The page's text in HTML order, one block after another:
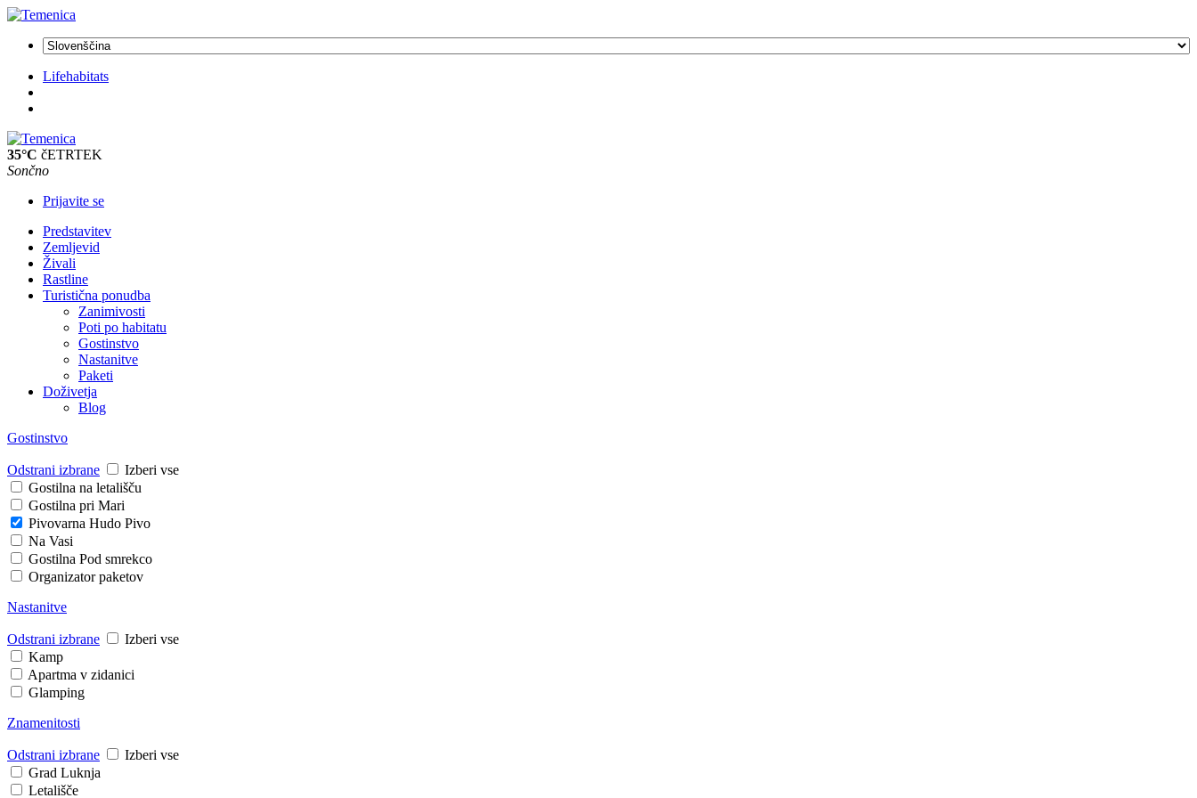
Lifehabitats
35°C čETRTEK
Sončno
Prijavite se
Predstavitev
Zemljevid
Živali
Rastline
Turistična ponudba
Zanimivosti
Poti po habitatu
Gostinstvo
Nastanitve
Paketi
Doživetja
Blog
Gostinstvo
Odstrani izbrane
Izberi vse
Gostilna na letališču
Gostilna pri Mari
Pivovarna Hudo Pivo
Na Vasi
Gostilna Pod smrekco
Organizator paketov
Nastanitve
Odstrani izbrane
Izberi vse
Kamp
Apartma v zidanici
Glamping
Znamenitosti
Odstrani izbrane
Izberi vse
Grad Luknja
Letališče